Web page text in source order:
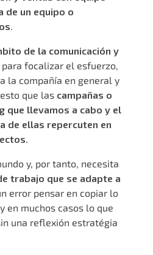
de un equipo o
.
de la comunicación y
para focalizar el esfuerzo,
la compañía en general y
que las campañas o
que llevamos a cabo y el
de ellas repercuten en
.
y, por tanto, necesita
trabajo que se adapte a
error pensar en copiar lo
en muchos casos lo que
una reflexión estratégia